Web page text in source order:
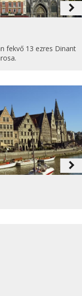
navigate_next
fekvő 13 ezres Dinant
navigate_next